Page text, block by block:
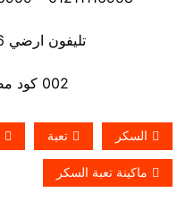
تليفون ارضي 0225880056
002 كود مصر قبل الرقم
السكر تعبة
ماكينة تعبة السكر